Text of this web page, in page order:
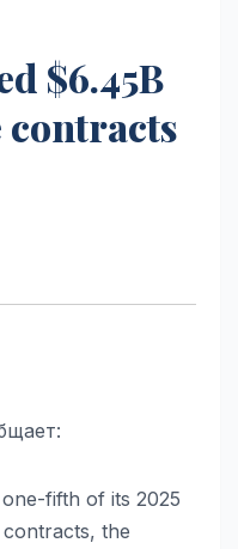
$6.45B
contracts
fifth of its 2025
the